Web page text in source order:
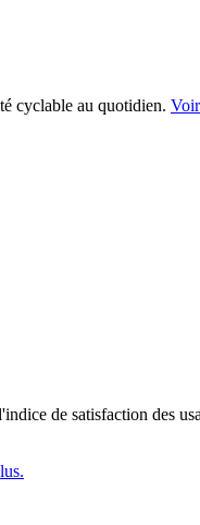
cyclable au quotidien.
de satisfaction des